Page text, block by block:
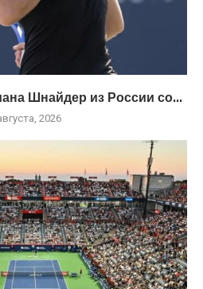
Шнайдер из России со...
2026